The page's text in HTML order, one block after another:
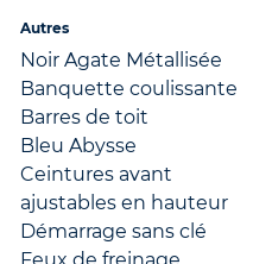
Autres
Noir Agate Métallisée
Banquette coulissante
Barres de toit
Bleu Abysse
Ceintures avant
ajustables en hauteur
Démarrage sans clé